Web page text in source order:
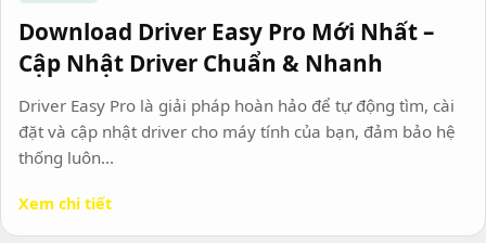
Download Driver Easy Pro Mới Nhất –
Cập Nhật Driver Chuẩn & Nhanh
Driver Easy Pro là giải pháp hoàn hảo để tự động tìm, cài
đặt và cập nhật driver cho máy tính của bạn, đảm bảo hệ
thống luôn...
Xem chi tiết